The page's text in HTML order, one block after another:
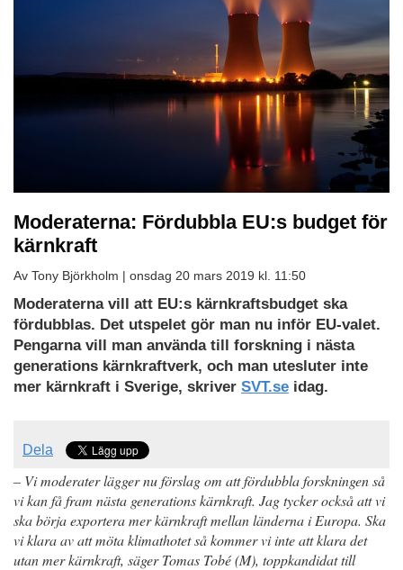
Moderaterna: Fördubbla EU:s budget för
kärnkraft
Av Tony Björkholm | onsdag 20 mars 2019 kl. 11:50
Moderaterna vill att EU:s kärnkraftsbudget ska
fördubblas. Det utspelet gör man nu inför EU-valet.
Pengarna vill man använda till forskning i nästa
generations kärnkraftverk, och man utesluter inte
mer kärnkraft i Sverige, skriver SVT.se idag.
Dela
– Vi moderater lägger nu förslag om att fördubbla forskningen så
vi kan få fram nästa generations kärnkraft. Jag tycker också att vi
ska börja exportera mer kärnkraft mellan länderna i Europa. Ska
vi klara av att möta klimathotet så kommer vi inte att klara det
utan mer kärnkraft, säger Tomas Tobé (M), toppkandidat till